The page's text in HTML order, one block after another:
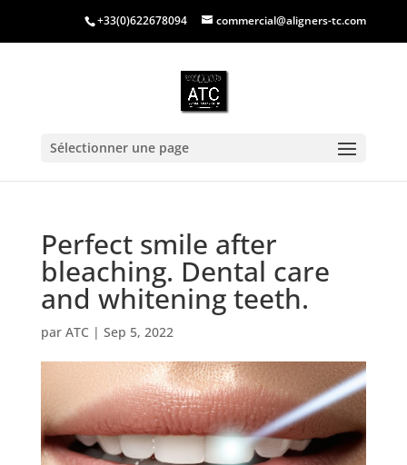
+33(0)622678094 commercial@aligners-tc.com
Sélectionner une page
Perfect smile after
bleaching. Dental care
and whitening teeth.
par ATC | Sep 5, 2022